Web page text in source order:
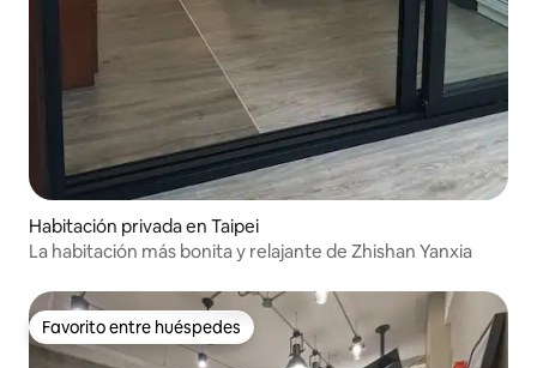
Habitación privada en Taipei
La habitación más bonita y relajante de Zhishan Yanxia
Favorito entre huéspedes
Favorito entre huéspedes